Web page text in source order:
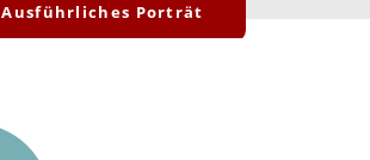
Ausführliches Porträt